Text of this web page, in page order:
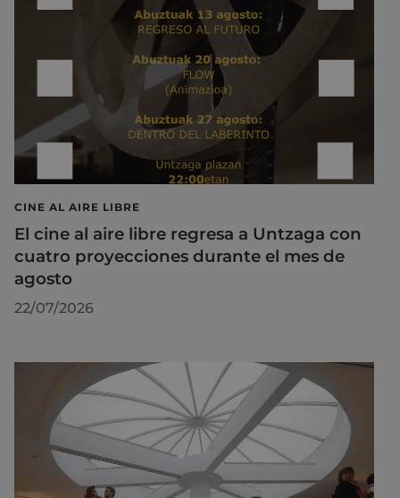
CINE AL AIRE LIBRE
El cine al aire libre regresa a Untzaga con
cuatro proyecciones durante el mes de
agosto
22/07/2026